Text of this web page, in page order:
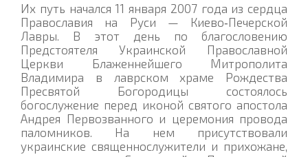
Их путь начался 11 января 2007 года из сердца
Православия на Руси — Киево‑Печерской
Лавры. В этот день по благословению
Предстоятеля Украинской Православной
Церкви Блаженнейшего Митрополита
Владимира в лаврском храме Рождества
Пресвятой Богородицы состоялось
богослужение перед иконой святого апостола
Андрея Первозванного и церемония провода
паломников. На нем присутствовали
украинские священнослужители и прихожане,